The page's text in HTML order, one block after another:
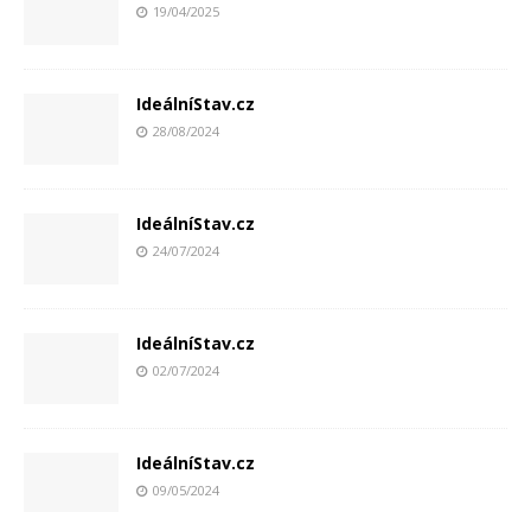
19/04/2025
IdeálníStav.cz
28/08/2024
IdeálníStav.cz
24/07/2024
IdeálníStav.cz
02/07/2024
IdeálníStav.cz
09/05/2024